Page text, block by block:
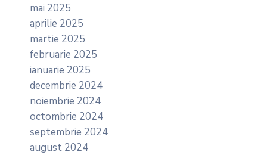
mai 2025
aprilie 2025
martie 2025
februarie 2025
ianuarie 2025
decembrie 2024
noiembrie 2024
octombrie 2024
septembrie 2024
august 2024